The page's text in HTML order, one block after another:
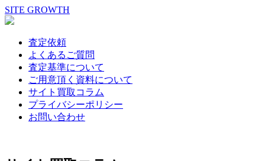
SITE GROWTH
査定依頼
よくあるご質問
査定基準について
ご用意頂く資料について
サイト買取コラム
プライバシーポリシー
お問い合わせ